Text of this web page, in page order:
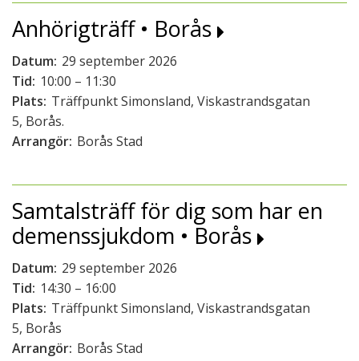
Anhörigträff • Borås
Datum: 29 september 2026
Tid: 10:00 – 11:30
Plats: Träffpunkt Simonsland, Viskastrandsgatan
5, Borås.
Arrangör: Borås Stad
Samtalsträff för dig som har en
demenssjukdom • Borås
Datum: 29 september 2026
Tid: 14:30 – 16:00
Plats: Träffpunkt Simonsland, Viskastrandsgatan
5, Borås
Arrangör: Borås Stad